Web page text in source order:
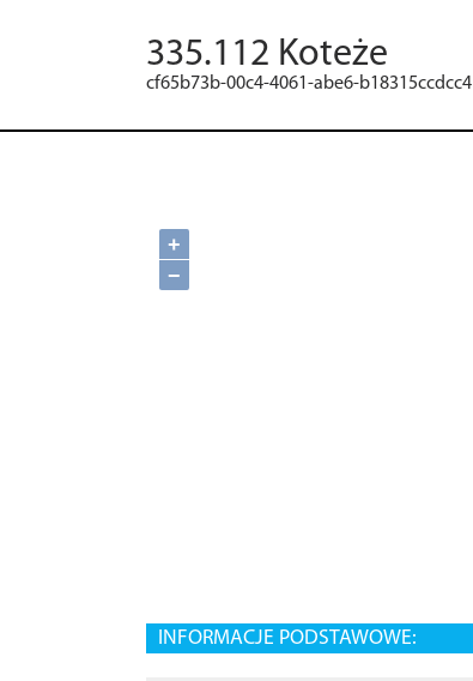
335.112 Koteże
cf65b73b-00c4-4061-abe6-b18315ccdcc4
+
−
INFORMACJE PODSTAWOWE: